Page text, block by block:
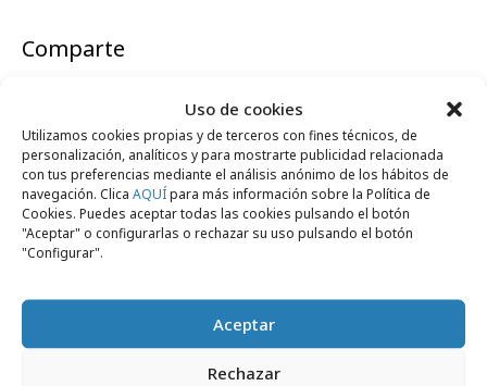
Uso de cookies
Utilizamos cookies propias y de terceros con fines técnicos, de
personalización, analíticos y para mostrarte publicidad relacionada
con tus preferencias mediante el análisis anónimo de los hábitos de
navegación. Clica AQUÍpara más información sobre la Política de
Cookies. Puedes aceptar todas las cookies pulsando el botón
"Aceptar" o configurarlas o rechazar su uso pulsando el botón
"Configurar".
Aceptar
Rechazar
Comparte
Noticias Relacionadas
Empresas y Negocios
lunes, 14 de marzo 2011
Formación y estudios
Curso gratuito sobre comunicación digital